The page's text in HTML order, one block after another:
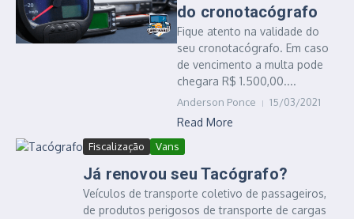
do cronotacógrafo
Fique atento na validade do
seu cronotacógrafo. Em caso
de vencimento a multa pode
chegara R$ 1.500,00....
Anderson Ponce 15/03/2021
Read More
Fiscalização Vans
Já renovou seu Tacógrafo?
Veículos de transporte coletivo de passageiros,
de produtos perigosos de transporte de cargas